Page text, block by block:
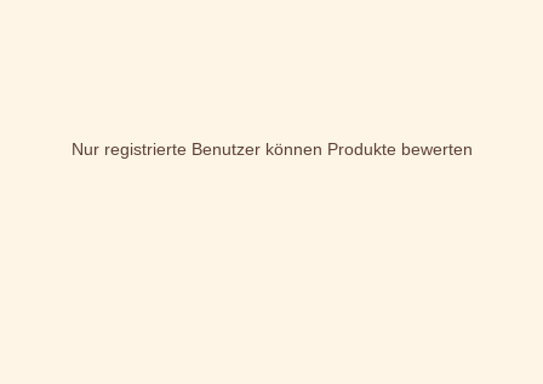
Nur registrierte Benutzer können Produkte bewerten